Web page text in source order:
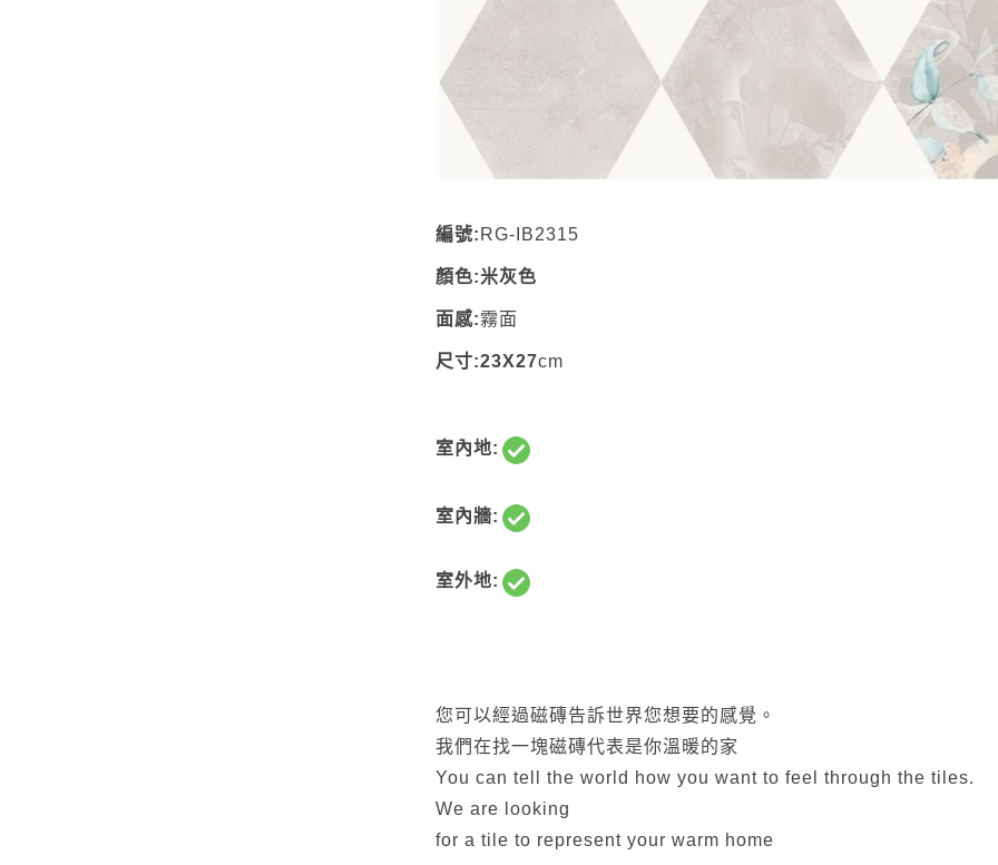
編號: RG-IB2315
顏色:米灰色
面感:霧面
尺寸:23X27cm
室內地:
室內牆:
室外地:
您可以經過磁磚告訴世界您想要的感覺。
我們在找一塊磁磚代表是你溫暖的家
You can tell the world how you want to feel through the tiles.
We are looking
for a tile to represent your warm home